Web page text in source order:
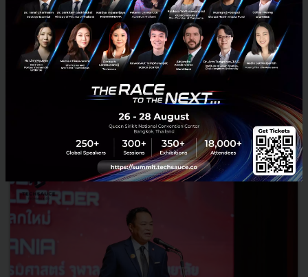
RELATED ARTICLE